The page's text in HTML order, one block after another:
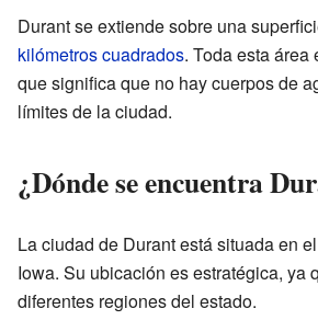
Durant se extiende sobre una
kilómetros cuadrados. Toda esta área
que significa que no hay cuerpos de
límites de la ciudad.
¿Dónde se encuentra
La ciudad de Durant está situada en
Iowa. Su ubicación es estratégica, ya
diferentes regiones del estado.